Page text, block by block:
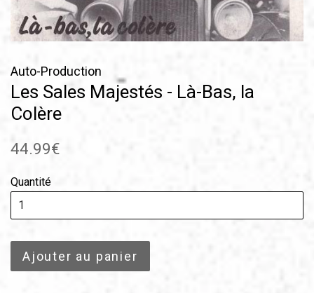
Auto-Production
Les Sales Majestés - Là-Bas, la
Colère
Prix
44.99€
Quantité
Ajouter au panier